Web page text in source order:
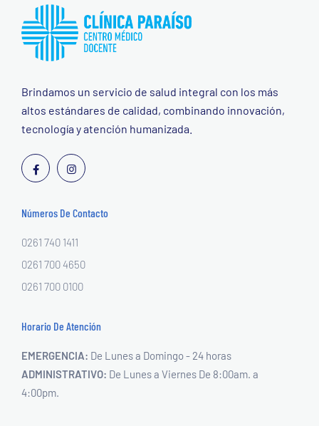
Brindamos un servicio de salud integral con los más
altos estándares de calidad, combinando innovación,
tecnología y atención humanizada.
Números De Contacto
0261 740 1411
0261 700 4650
0261 700 0100
Horario De Atención
EMERGENCIA: De Lunes a Domingo - 24 horas
ADMINISTRATIVO: De Lunes a Viernes De 8:00am. a
4:00pm.